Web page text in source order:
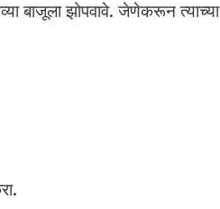
बाजूला झोपवावे. जेणेकरून त्याच्या